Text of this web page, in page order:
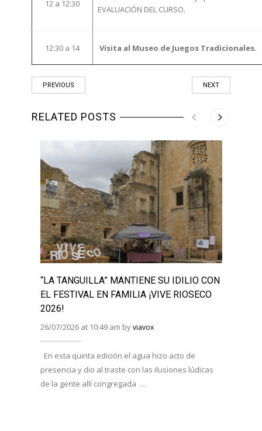
12 a 12:30
EVALUACIÓN DEL CURSO.
12:30 a 14 Visita al Museo de Juegos Tradicionales.
PREVIOUS NEXT
RELATED POSTS
“LA TANGUILLA” MANTIENE SU IDILIO CON
EL FESTIVAL EN FAMILIA ¡VIVE RIOSECO
2026!
26/07/2026 at 10:49 am byviavox
En esta quinta edición el agua hizo acto de
presencia y dio al traste con las ilusiones lúdicas
de la gente allí congregada …